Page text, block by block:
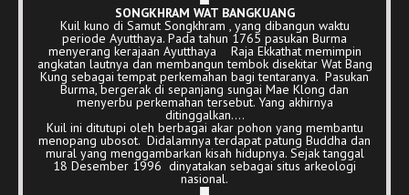
SONGKHRAM WAT BANGKUANG
Kuil kuno di Samut Songkhram , yang dibangun waktu
periode Ayutthaya. Pada tahun 1765 pasukan Burma
menyerang kerajaan Ayutthaya Raja Ekkathat memimpin
angkatan lautnya dan membangun tembok disekitar Wat Bang
Kung sebagai tempat perkemahan bagi tentaranya. Pasukan
Burma, bergerak di sepanjang sungai Mae Klong dan
menyerbu perkemahan tersebut. Yang akhirnya
ditinggalkan….
Kuil ini ditutupi oleh berbagai akar pohon yang membantu
menopang ubosot. Didalamnya terdapat patung Buddha dan
mural yang menggambarkan kisah hidupnya. Sejak tanggal
18 Desember 1996 dinyatakan sebagai situs arkeologi
nasional.